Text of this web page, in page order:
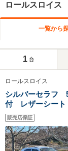
一覧から
1 台
ロールスロイス
シルバーセラフ
付 レザーシー
販売店保証